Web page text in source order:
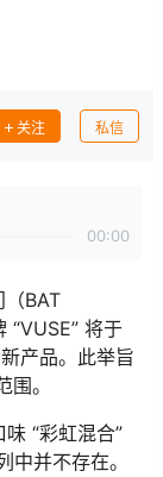
关注 私信
00:00
BAT
“VUSE” 将于
产品。此举旨
。
“彩虹混合”
中并不存在。